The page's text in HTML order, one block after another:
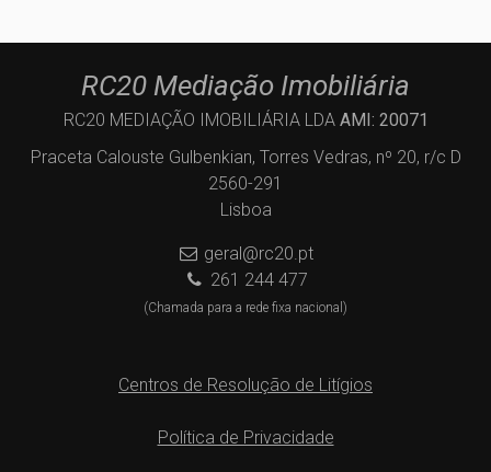
RC20 Mediação Imobiliária
RC20 MEDIAÇÃO IMOBILIÁRIA LDA AMI: 20071
Praceta Calouste Gulbenkian, Torres Vedras, nº 20, r/c D
2560-291
Lisboa
geral@rc20.pt
261 244 477
(Chamada para a rede fixa nacional)
Centros de Resolução de Litígios
Política de Privacidade